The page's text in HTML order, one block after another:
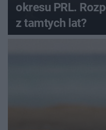
okresu PRL.
z tamtych lat?